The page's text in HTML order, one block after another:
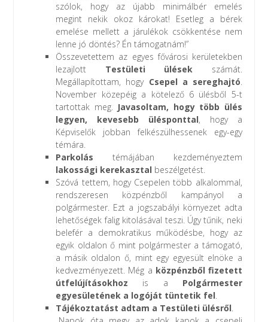
szólok, hogy az újabb minimálbér emelés
megint nekik okoz károkat! Esetleg a bérek
emelése mellett a járulékok csökkentése nem
lenne jó döntés? Én támogatnám!”
Összevetettem az egyes fővárosi kerületekben
lezajlott Testületi ülések számát.
Megállapítottam, hogy Csepel a sereghajtó.
November közepéig a kötelező 6 ülésből 5-t
tartottak meg. Javasoltam, hogy több ülés
legyen, kevesebb ülésponttal, hogy a
Képviselők jobban felkészülhessenek egy-egy
témára.
Parkolás témájában kezdeményeztem
lakossági kerekasztal beszélgetést.
Szóvá tettem, hogy Csepelen több alkalommal,
rendszeresen közpénzből kampányol a
polgármester. Ezt a jogszabályi környezet adta
lehetőségek falig kitolásával teszi. Úgy tűnik, neki
belefér a demokratikus működésbe, hogy az
egyik oldalon ő mint polgármester a támogató,
a másik oldalon ő, mint egy egyesült elnöke a
kedvezményezett. Még a közpénzből fizetett
útfelújításokhoz is a Polgármester
egyesületének a logóját tüntetik fel.
Tájékoztatást adtam a Testületi ülésről.